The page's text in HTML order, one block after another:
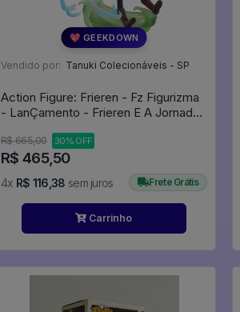
💖 GEEKDOWN
Vendido por: Tanuki Colecionáveis - SP
Action Figure: Frieren - Fz Figurizma
- LanÇamento - Frieren E A Jornada
R$ 665,00 30% OFF
R$ 465,50
4x R$ 116,38 sem juros Frete Grátis
Carrinho